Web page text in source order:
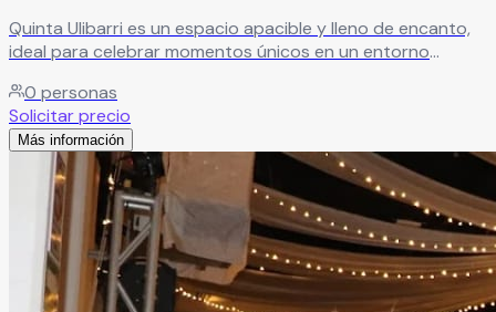
Quinta Ulibarri es un espacio apacible y lleno de encanto,
ideal para celebrar momentos únicos en un entorno
atractiva alberca, crea el escenario perfecto para una
boda inolvidable.
0 personas
Solicitar precio
Más información